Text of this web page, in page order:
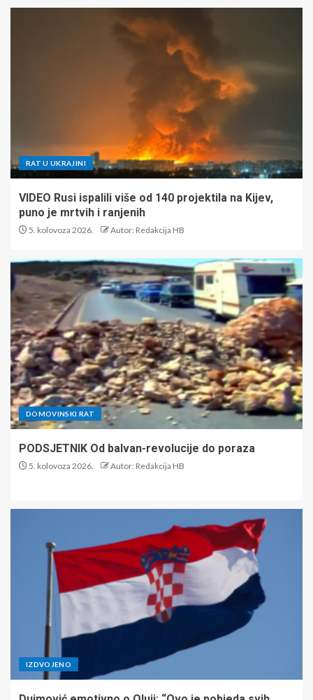
RAT U UKRAJINI
VIDEO Rusi ispalili više od 140 projektila na Kijev,
puno je mrtvih i ranjenih
5. kolovoza 2026. Autor: Redakcija HB
DOMOVINSKI RAT
PODSJETNIK Od balvan-revolucije do poraza
5. kolovoza 2026. Autor: Redakcija HB
IZDVOJENO